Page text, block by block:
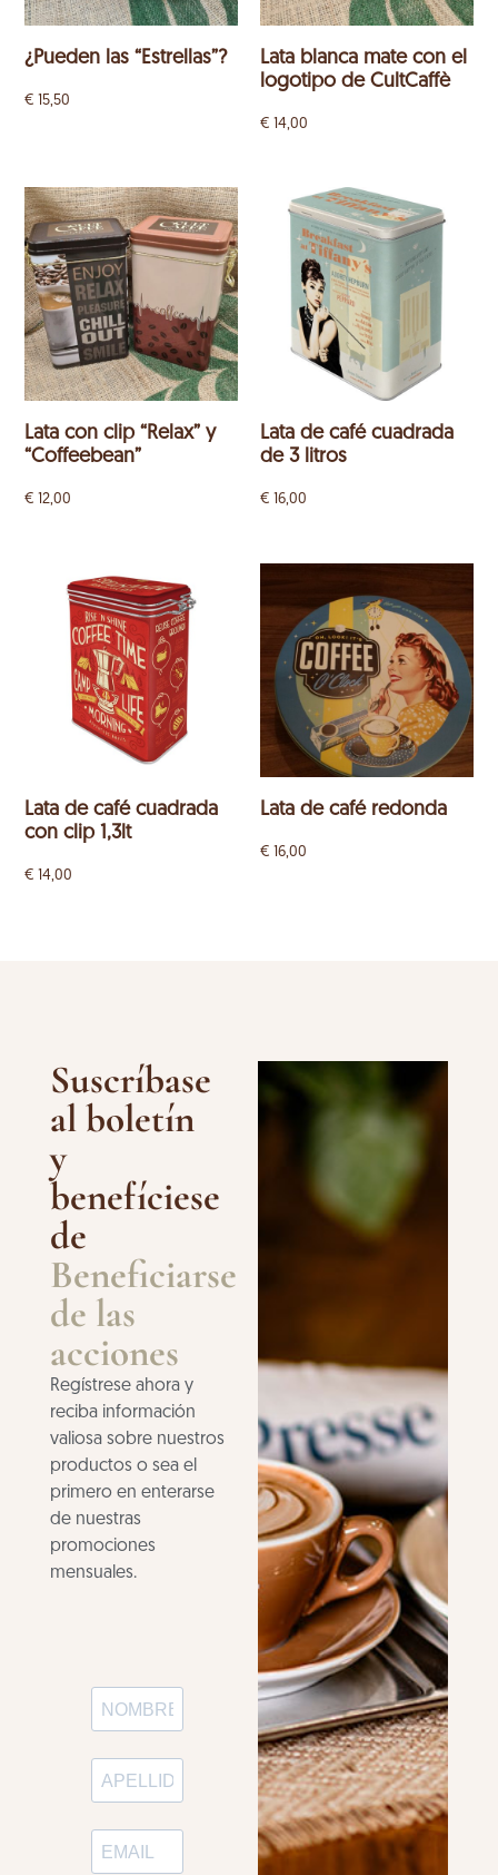
¿Pueden las “Estrellas”?
€ 15,50
Lata blanca mate con el
logotipo de CultCaffè
€ 14,00
Lata con clip “Relax” y
“Coffeebean”
€ 12,00
Lata de café cuadrada
de 3 litros
€ 16,00
Lata de café cuadrada
con clip 1,3lt
€ 14,00
Lata de café redonda
€ 16,00
Suscríbase
al boletín
y
benefíciese
de
Beneficiarse
de las
acciones
Regístrese ahora y
reciba información
valiosa sobre nuestros
productos o sea el
primero en enterarse
de nuestras
promociones
mensuales.